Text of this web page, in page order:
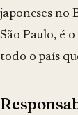
japoneses no
São Paulo, é
todo o país